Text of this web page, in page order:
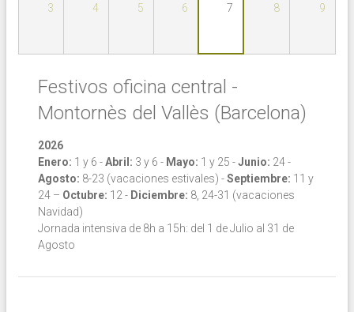
3
4 5 6 7 8 9
Festivos oficina central -
Montornès del Vallès (Barcelona)
2026
Enero: 1 y 6 -Abril: 3 y 6 - Mayo: 1 y 25 -Junio: 24 -
Agosto: 8-23 (vacaciones estivales) -Septiembre: 11 y
24 – Octubre: 12 - Diciembre: 8, 24-31 (vacaciones
Navidad)
Jornada intensiva de 8h a 15h: del 1 de Julio al 31 de
Agosto